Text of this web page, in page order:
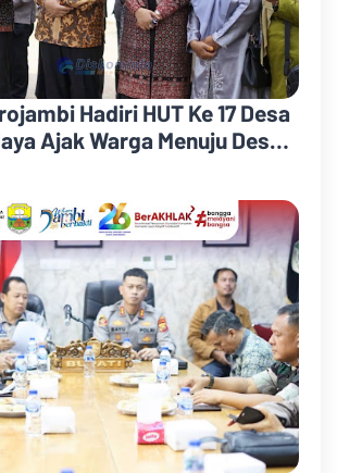
Hadiri HUT Ke 17 Desa
Ajak Warga Menuju Desa